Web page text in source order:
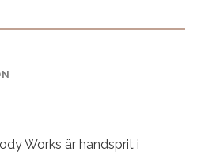
Works är handsprit i